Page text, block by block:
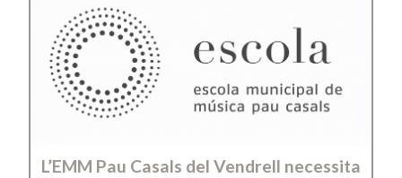
L’EMM Pau Casals del Vendrell necessita